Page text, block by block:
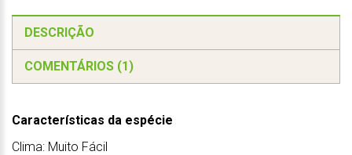
DESCRIÇÃO
COMENTÁRIOS (1)
Características da espécie
Clima: Muito Fácil